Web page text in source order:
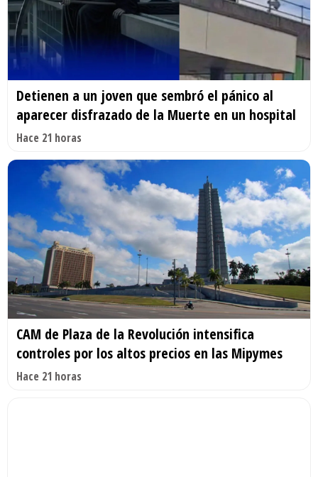
Detienen a un joven que sembró el pánico al
aparecer disfrazado de la Muerte en un hospital
Hace 21 horas
CAM de Plaza de la Revolución intensifica
controles por los altos precios en las Mipymes
Hace 21 horas